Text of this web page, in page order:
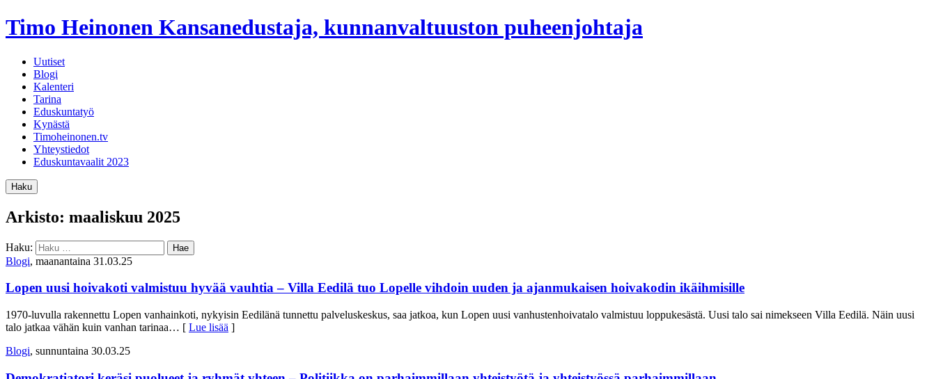
Timo Heinonen Kansanedustaja, kunnanvaltuuston puheenjohtaja
Uutiset
Blogi
Kalenteri
Tarina
Eduskuntatyö
Kynästä
Timoheinonen.tv
Yhteystiedot
Eduskuntavaalit 2023
Haku
Arkisto: maaliskuu 2025
Haku:
Blogi, maanantaina 31.03.25
Lopen uusi hoivakoti valmistuu hyvää vauhtia – Villa Eedilä tuo Lopelle vihdoin uuden ja ajanmukaisen hoivakodin ikäihmisille
1970-luvulla rakennettu Lopen vanhainkoti, nykyisin Eedilänä tunnettu palveluskeskus, saa jatkoa, kun Lopen uusi vanhustenhoivatalo valmistuu loppukesästä. Uusi talo sai nimekseen Villa Eedilä. Näin uusi
talo jatkaa vähän kuin vanhan tarinaa… [ Lue lisää ]
Blogi, sunnuntaina 30.03.25